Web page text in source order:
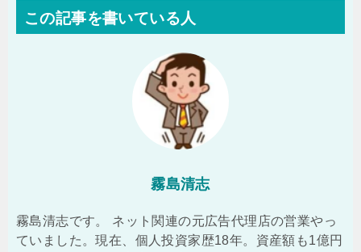
この記事を書いている人
霧島清志
霧島清志です。 ネット関連の元広告代理店の営業やっ
ていました。現在、個人投資家歴18年。資産額も1億円